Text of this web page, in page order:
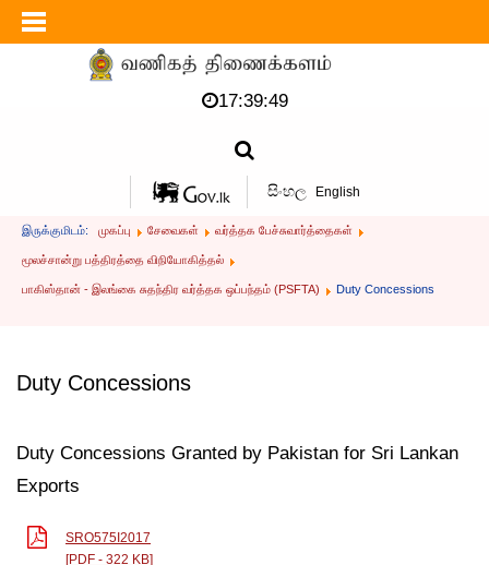
17:39:49
සිංහල English
இருக்குமிடம்: முகப்பு சேவைகள் வர்த்தக பேச்சுவார்த்தைகள்
மூலச்சான்று பத்திரத்தை விநியோகித்தல்
பாகிஸ்தான் - இலங்கை சுதந்திர வர்த்தக ஒப்பந்தம் (PSFTA) Duty Concessions
Duty Concessions
Duty Concessions Granted by Pakistan for Sri Lankan
Exports
SRO575I2017
[PDF - 322 KB]